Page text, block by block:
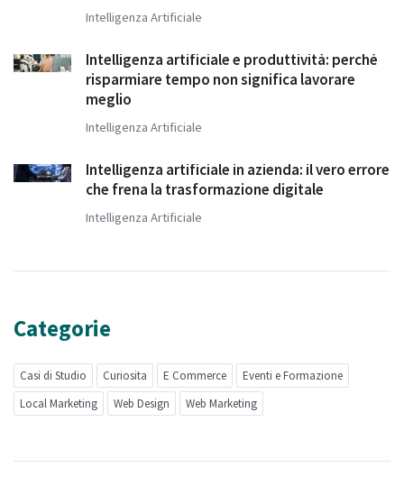
Intelligenza Artificiale
Intelligenza artificiale e produttività: perché
risparmiare tempo non significa lavorare
meglio
Intelligenza Artificiale
Intelligenza artificiale in azienda: il vero errore
che frena la trasformazione digitale
Intelligenza Artificiale
Categorie
Casi di Studio Curiosita E Commerce
Eventi e Formazione
Local Marketing
Web Design Web Marketing